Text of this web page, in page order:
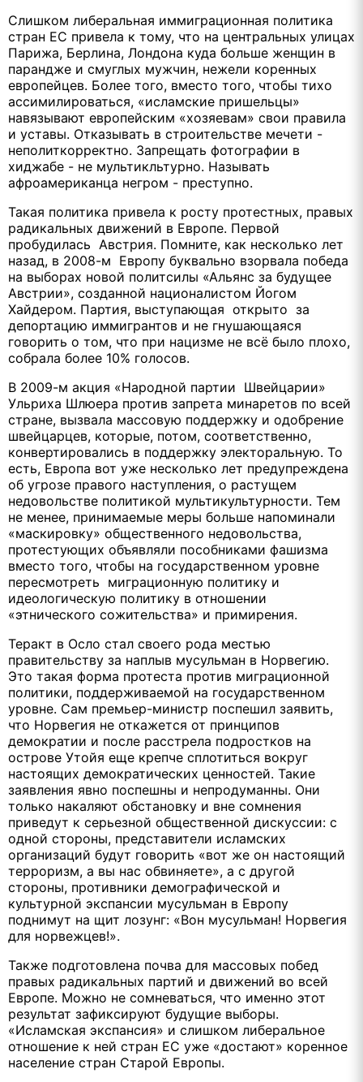
Слишком либеральная иммиграционная политика
стран ЕС привела к тому, что на центральных улицах
Парижа, Берлина, Лондона куда больше женщин в
парандже и смуглых мужчин, нежели коренных
европейцев. Более того, вместо того, чтобы тихо
ассимилироваться, «исламские пришельцы»
навязывают европейским «хозяевам» свои правила
и уставы. Отказывать в строительстве мечети -
неполиткорректно. Запрещать фотографии в
хиджабе - не мультикльтурно. Называть
афроамериканца негром - преступно.
Такая политика привела к росту протестных, правых
радикальных движений в Европе. Первой
пробудилась Австрия. Помните, как несколько лет
назад, в 2008-м Европу буквально взорвала победа
на выборах новой политсилы «Альянс за будущее
Австрии», созданной националистом Йогом
Хайдером. Партия, выступающая открыто за
депортацию иммигрантов и не гнушающаяся
говорить о том, что при нацизме не всё было плохо,
собрала более 10% голосов.
В 2009-м акция «Народной партии Швейцарии»
Ульриха Шлюера против запрета минаретов по всей
стране, вызвала массовую поддержку и одобрение
швейцарцев, которые, потом, соответственно,
конвертировались в поддержку электоральную. То
есть, Европа вот уже несколько лет предупреждена
об угрозе правого наступления, о растущем
недовольстве политикой мультикультурности. Тем
не менее, принимаемые меры больше напоминали
«маскировку» общественного недовольства,
протестующих объявляли пособниками фашизма
вместо того, чтобы на государственном уровне
пересмотреть миграционную политику и
идеологическую политику в отношении
«этнического сожительства» и примирения.
Теракт в Осло стал своего рода местью
правительству за наплыв мусульман в Норвегию.
Это такая форма протеста против миграционной
политики, поддерживаемой на государственном
уровне. Сам премьер-министр поспешил заявить,
что Норвегия не откажется от принципов
демократии и после расстрела подростков на
острове Утойя еще крепче сплотиться вокруг
настоящих демократических ценностей. Такие
заявления явно поспешны и непродуманны. Они
только накаляют обстановку и вне сомнения
приведут к серьезной общественной дискуссии: с
одной стороны, представители исламских
организаций будут говорить «вот же он настоящий
терроризм, а вы нас обвиняете», а с другой
стороны, противники демографической и
культурной экспансии мусульман в Европу
поднимут на щит лозунг: «Вон мусульман! Норвегия
для норвежцев!».
Также подготовлена почва для массовых побед
правых радикальных партий и движений во всей
Европе. Можно не сомневаться, что именно этот
результат зафиксируют будущие выборы.
«Исламская экспансия» и слишком либеральное
отношение к ней стран ЕС уже «достают» коренное
население стран Старой Европы.